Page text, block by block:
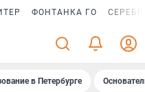
ФОНТАНКА ГО
в Петербурге